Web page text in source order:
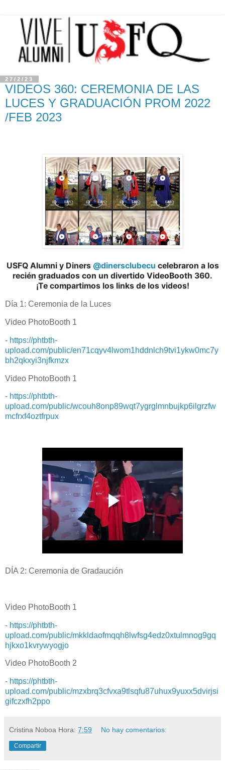
27/2/23
VIDEOS 360: CEREMONIA DE LAS
LUCES Y GRADUACIÓN PROM 2022
/FEB 2023
USFQ Alumni y Diners @dinersclubecu celebraron a los
recién graduados con un divertido VideoBooth 360.
¡Te compartimos los links de los videos!
Día 1: Ceremonia de la Luces
Video PhotoBooth 1
- https://phtbth-
upload.com/public/en71cqyv4lwom1hddnlch9tvi1ykw0mc7y
bh2qkxyi3njfkmzx
Video PhotoBooth 1
- https://phtbth-
upload.com/public/wcouh8onp89wqt7ygrglmnbujkp6ilgrzfw
mcfrxf4oztfrpux
DÍA 2: Ceremonia de Gradaución
Video PhotoBooth 1
- https://phtbth-
upload.com/public/mkkldaofmqqh8lwfsg4edz0xtulmnog9gq
hjkxo1kvrywyogjo
Video PhotoBooth 2
- https://phtbth-
upload.com/public/mzxbrq3cfvxa9tlsqfu87uhux9yuxx5dvirjsi
gifczxfh2ppo
Cristina Noboa Hora: 7:59 No hay comentarios:
Compartir